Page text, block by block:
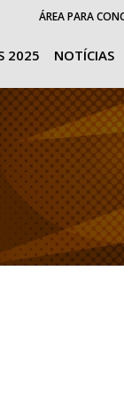
ÁREA PARA
2025 NOTÍCIAS